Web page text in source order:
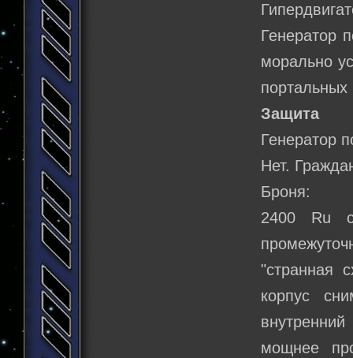
Генератор
морально
портальных
Защита
Генератор
Нет.
Броня:
2400 Ru
"странная
корпус
мощнее